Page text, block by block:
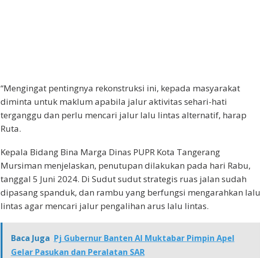
“Mengingat pentingnya rekonstruksi ini, kepada masyarakat
diminta untuk maklum apabila jalur aktivitas sehari-hati
terganggu dan perlu mencari jalur lalu lintas alternatif, harap
Ruta.
Kepala Bidang Bina Marga Dinas PUPR Kota Tangerang
Mursiman menjelaskan, penutupan dilakukan pada hari Rabu,
tanggal 5 Juni 2024. Di Sudut sudut strategis ruas jalan sudah
dipasang spanduk, dan rambu yang berfungsi mengarahkan lalu
lintas agar mencari jalur pengalihan arus lalu lintas.
Baca Juga Pj Gubernur Banten Al Muktabar Pimpin Apel
Gelar Pasukan dan Peralatan SAR